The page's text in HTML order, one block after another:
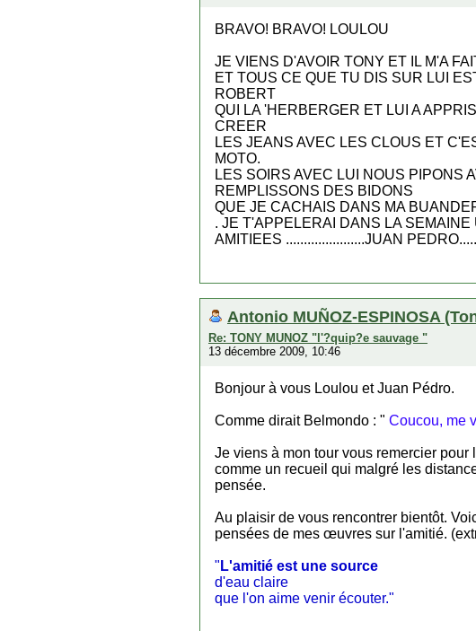
BRAVO! BRAVO! LOULOU
JE VIENS D'AVOIR TONY ET IL M'A
ET TOUS CE QUE TU DIS SUR LUI
ROBERT
QUI LA 'HERBERGER ET LUI A
CREER
LES JEANS AVEC LES CLOUS ET
MOTO.
LES SOIRS AVEC LUI NOUS PIPONS
REMPLISSONS DES BIDONS
QUE JE CACHAIS DANS MA
. JE T'APPELERAI DANS LA SEMAINE
AMITIEES ......................JUAN
Antonio MUÑOZ-ESPINOSA
Re: TONY MUNOZ "l'?quip?e sauvage "
13 décembre 2009, 10:46
Bonjour à vous Loulou et Juan Pédro.
Comme dirait Belmondo : " Coucou, me
Je viens à mon tour vous remercier
comme un recueil qui malgré les
pensée.
Au plaisir de vous rencontrer bientôt.
pensées de mes œuvres sur l'amitié.
" L'amitié est une source
d'eau claire
que l'on aime venir écouter."